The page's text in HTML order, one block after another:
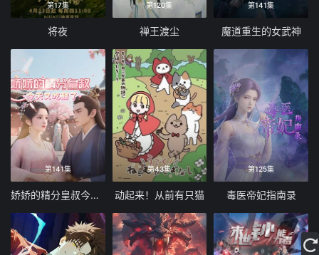
第17集
将夜
第120集
禅王渡尘
第141集
魔道重生的女武神
第141集
娇娇的精分皇叔今天又吃醋了
第43集
动起来！从前有只猫
第125集
毒医帝妃指南录